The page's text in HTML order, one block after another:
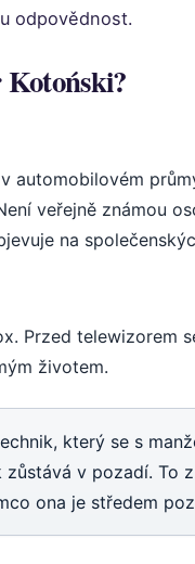
odpovědnost.
automobilovém
veřejně známou
na
Przed telewizorem
životem.
který se s
v pozadí. To
ona je středem